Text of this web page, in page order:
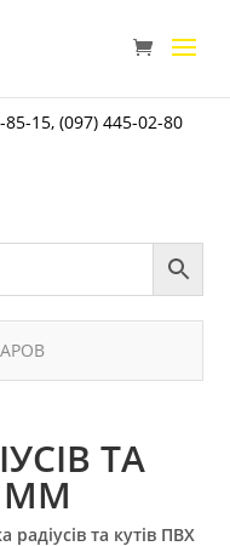
85-15,(097) 445-02-80
ТА
ММ
радіусів та кутів ПВХ